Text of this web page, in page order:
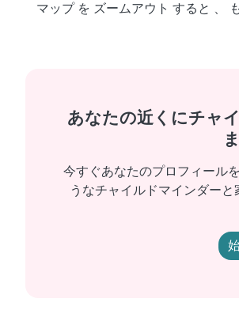
マップ を ズームアウト すると 、
あなたの近くにチャ
今すぐあなたのプロフィール
うなチャイルドマインダー